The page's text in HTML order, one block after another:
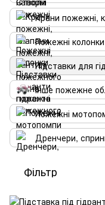
Пожежні колонки
Підставки для
Інше пожежне
Пожежні
Дренчери,
Фільтр